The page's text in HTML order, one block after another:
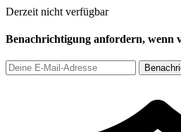
Derzeit nicht verfügbar
Benachrichtigung anfordern, wenn